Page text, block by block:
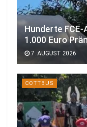
Hunderte
1.000 Euro
7. AUGUST 2026
COTTBUS